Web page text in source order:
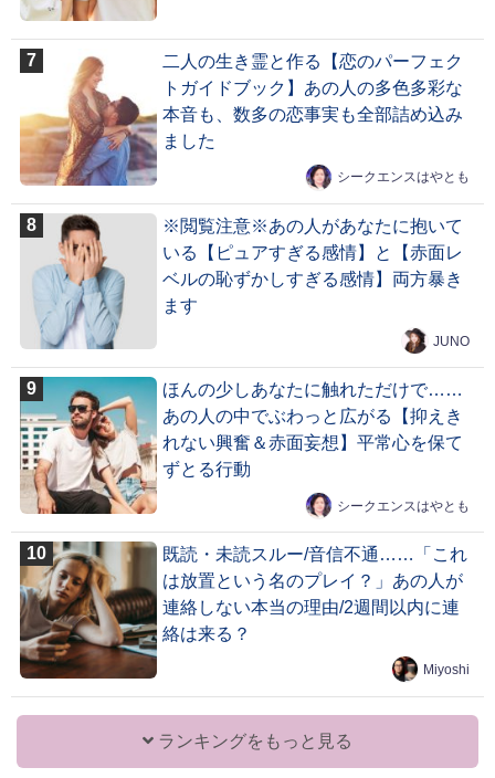
二人の生き霊と作る【恋のパーフェク
トガイドブック】あの人の多色多彩な
本音も、数多の恋事実も全部詰め込み
ました
シークエンスはやとも
※閲覧注意※あの人があなたに抱いて
いる【ピュアすぎる感情】と【赤面レ
ベルの恥ずかしすぎる感情】両方暴き
ます
JUNO
ほんの少しあなたに触れただけで……
あの人の中でぶわっと広がる【抑えき
れない興奮＆赤面妄想】平常心を保て
ずとる行動
シークエンスはやとも
既読・未読スルー/音信不通……「これ
は放置という名のプレイ？」あの人が
連絡しない本当の理由/2週間以内に連
絡は来る？
Miyoshi
ランキングをもっと見る